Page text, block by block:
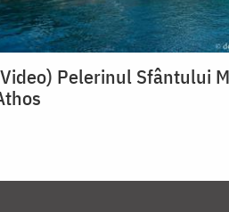
Pelerinul Sfântului